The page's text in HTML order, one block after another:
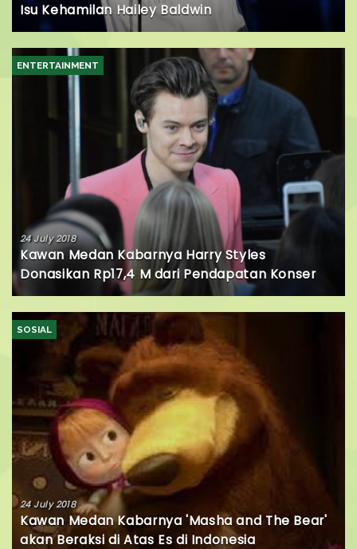
Isu Kehamilan Hailey Baldwin
ENTERTAINMENT
24 July 2018
Kawan Medan Kabarnya Harry Styles
Donasikan Rp17,4 M dari Pendapatan Konser
SOSIAL
24 July 2018
Kawan Medan Kabarnya 'Masha and The Bear'
akan Beraksi di Atas Es di Indonesia